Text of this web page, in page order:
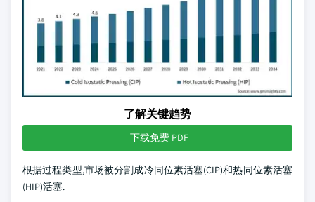
了解关键趋势
下载免费 PDF
根据过程类型,市场被分割成冷同位素活塞(CIP)和热同位素活塞
(HIP)活塞.